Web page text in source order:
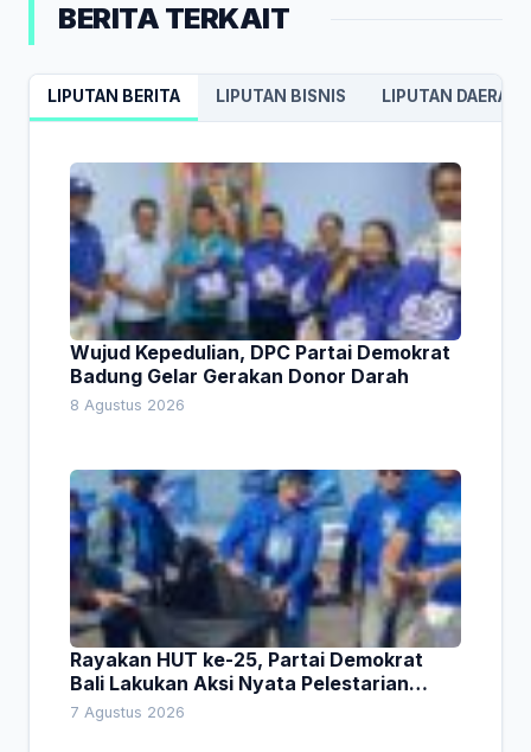
BERITA TERKAIT
LIPUTAN BERITA LIPUTAN BISNIS LIPUTAN DAERAH
Wujud Kepedulian, DPC Partai Demokrat
Badung Gelar Gerakan Donor Darah
8 Agustus 2026
Rayakan HUT ke-25, Partai Demokrat
Bali Lakukan Aksi Nyata Pelestarian
Lingkungan
7 Agustus 2026